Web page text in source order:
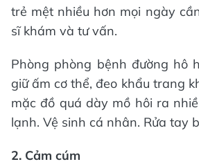
trẻ mệt nhiều hơn mọi ngày
sĩ khám và tư vấn.
Phòng phòng bệnh đường hô
giữ ấm cơ thể, đeo khẩu trang
mặc đồ quá dày mồ hôi ra
lạnh. Vệ sinh cá nhân. Rửa tay
2. Cảm cúm